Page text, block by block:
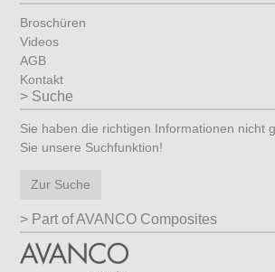
Broschüren
Videos
AGB
Kontakt
Suche
Sie haben die richtigen Informationen nicht
Sie unsere Suchfunktion!
Zur Suche
Part of AVANCO Composites